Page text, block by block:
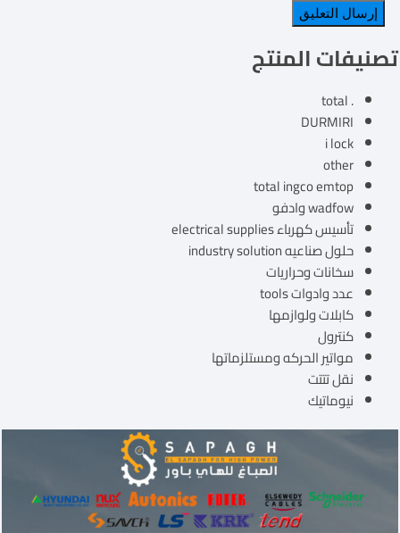
تصنيفات المنتج
. total
DURMIRI
i lock
other
total ingco emtop
wadfow وادفو
تأسيس كهرباء electrical supplies
حلول صناعيه industry solution
سخانات وحراريات
عدد وادوات tools
كابلات ولوازمها
كنترول
مواتير الحركه ومستلزماتها
نقل تتتت
نيوماتيك